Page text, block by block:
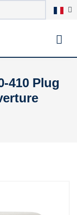
410 Plug